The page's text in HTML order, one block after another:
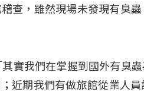
查，雖然現場未發現有臭
實我們在掌握到國外有臭
近期我們有做旅館從業人